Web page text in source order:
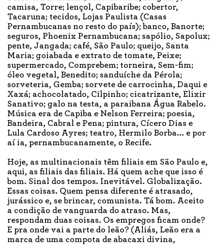
camisa, Torre; lençol, Capibaribe; cobertor,
Tacaruna; tecidos, Lojas Paulista (Casas
Pernambucanas no resto do país); banco, Banorte;
seguros, Phoenix Pernambucana; sapólio, Sapolux;
pente, Jangada; café, São Paulo; queijo, Santa
Maria; goiabada e extrato de tomate, Peixe;
supermercado, Comprebem; torneira, Sem-fim;
óleo vegetal, Benedito; sanduíche da Pérola;
sorveteria, Gemba; sorvete de carrocinha, Daqui e
Xaxá; achocolatado, Cilpinho; cicatrizante, Elixir
Sanativo; galo na testa, a paraibana Água Rabelo.
Música era de Capiba e Nelson Ferreira; poesia,
Bandeira, Cabral e Pena; pintura, Cícero Dias e
Lula Cardoso Ayres; teatro, Hermilo Borba... e por
aí ia, pernambucanamente, o Recife.
Hoje, as multinacionais têm filiais em São Paulo e,
aqui, as filiais das filiais. Há quem ache que isso é
bom. Sinal dos tempos. Inevitável. Globalização.
Essas coisas. Quem pensa diferente é atrasado,
jurássico e, se brincar, comunista. Tá bom. Aceito
a condição de vanguarda do atraso. Mas,
respondam duas coisas. Os empregos ficam onde?
E pra onde vai a parte do leão? (Aliás, Leão era a
marca de uma compota de abacaxi divina,